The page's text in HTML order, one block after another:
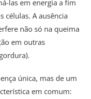
las em energia a fim
células. A ausência
não só na queima
em outras
única, mas de um
em comum: